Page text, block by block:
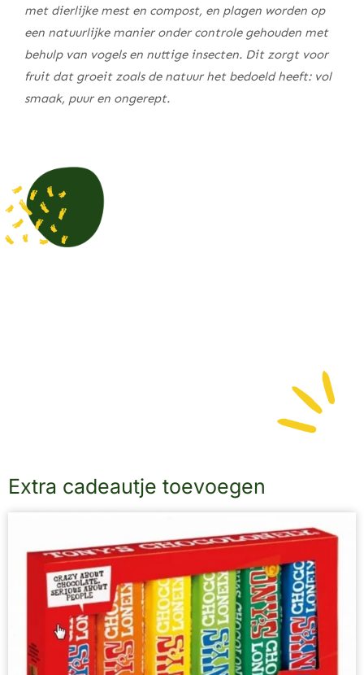
met dierlijke mest en compost, en plagen worden op
een natuurlijke manier onder controle gehouden met
behulp van vogels en nuttige insecten. Dit zorgt voor
fruit dat groeit zoals de natuur het bedoeld heeft: vol
smaak, puur en ongerept.
Extra cadeautje toevoegen